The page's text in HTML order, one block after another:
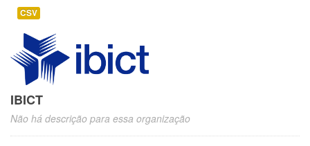
CSV
IBICT
Não há descrição para essa organização